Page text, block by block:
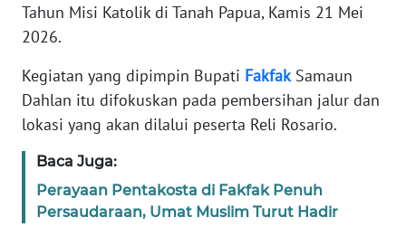
Tahun Misi Katolik di Tanah Papua, Kamis 21 Mei
2026.
Kegiatan yang dipimpin Bupati FakfakSamaun
Dahlan itu difokuskan pada pembersihan jalur dan
lokasi yang akan dilalui peserta Reli Rosario.
Baca Juga:
Perayaan Pentakosta di Fakfak Penuh
Persaudaraan, Umat Muslim Turut Hadir
KARIR
DISCLAIMER
Wahana
News
Regional
WN
SUMUT